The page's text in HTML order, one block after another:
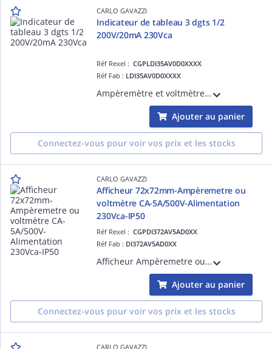
CARLO GAVAZZI
Indicateur de tableau 3 dgts 1/2
200V/20mA 230Vca
Réf Rexel :CGPLDI35AV0D0XXXX
Réf Fab : LDI35AV0D0XXXX
Ampèremètre et voltmètre CC 3 1/2 DGT à montage sur panneau numérique 48 x 96, 200V/20mA 230Vca
Ajouter au panier
Connectez-vous pour voir vos prix et les stocks
CARLO GAVAZZI
Afficheur 72x72mm-Ampèremetre ou
voltmètre CA-5A/500V-Alimentation
230Vca-IP50
Réf Rexel :CGPDI372AV5AD0XX
Réf Fab : DI372AV5AD0XX
Afficheur Ampèremetre ou voltmètre numérique encastrable, CA-entrée nominale 5A/500V, Alimentation 24Vca, IP50, Dimensions : 72x72mm
Ajouter au panier
Connectez-vous pour voir vos prix et les stocks
CARLO GAVAZZI